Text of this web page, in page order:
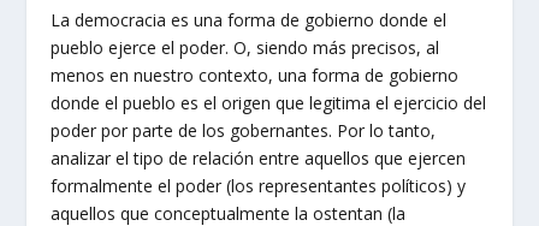
La democracia es una forma de gobierno donde el
pueblo ejerce el poder. O, siendo más precisos, al
menos en nuestro contexto, una forma de gobierno
donde el pueblo es el origen que legitima el ejercicio del
poder por parte de los gobernantes. Por lo tanto,
analizar el tipo de relación entre aquellos que ejercen
formalmente el poder (los representantes políticos) y
aquellos que conceptualmente la ostentan (la